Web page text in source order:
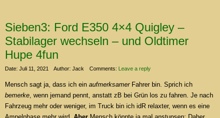
Sieben3: Ford E350 4×4 Quigley –
Stabilager wechseln – und Oldtimer
Hupe 4fun
Date: Juli 11, 2021 Author: Jack Comments: Leave a reply
Mensch sagt ja, dass ich ein aufmerksamerFahrer bin. Sprich ich
bemerke, wenn jemand pennt, anstatt zB bei Grün los zu fahren. Je nach
Fahrzeug mehr oder weniger, im Truck bin ich idR relaxter, wenn es eine